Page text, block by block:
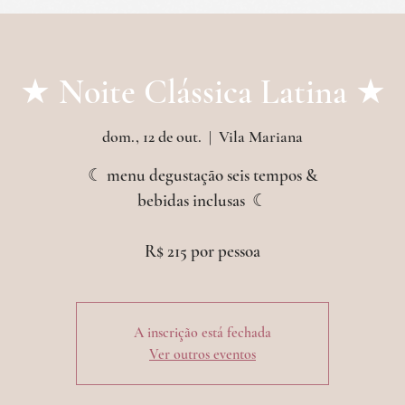
★ Noite Clássica Latina ★
dom., 12 de out.
  |
Vila Mariana
☾ menu degustação seis tempos &
bebidas inclusas ︎ ☾
A inscrição está fechada
Ver outros eventos